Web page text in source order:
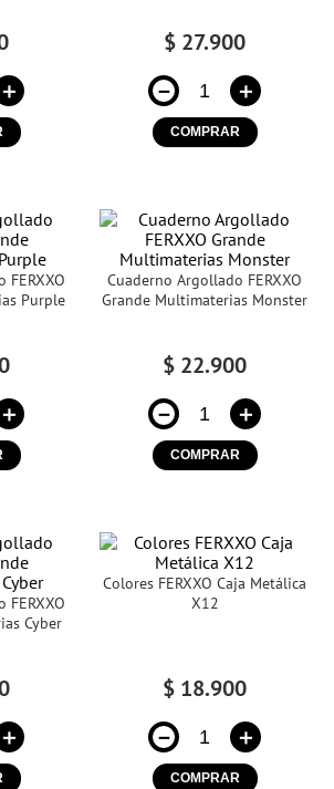
＋
$ 27.900
－ ＋
COMPRAR
Purple
＋
Cuaderno Argollado FERXXO
Grande Multimaterias Monster
$ 22.900
－ ＋
COMPRAR
Cyber
＋
Colores FERXXO Caja Metálica
X12
$ 18.900
－ ＋
COMPRAR